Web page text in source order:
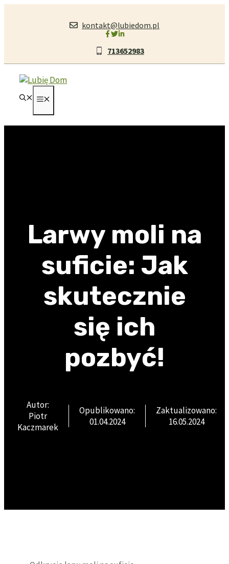
kontakt@lubiedom.pl
713652983
Larwy moli na
suficie: Jak
skutecznie
się ich
pozbyć!
Autor:
Piotr
Kaczmarek
Opublikowano:
01.04.2024
Zaktualizowano:
16.05.2024